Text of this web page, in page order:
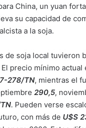
China, un yuan
su capacidad de
a la soja.
de soja local tuvieron
El precio mínimo
278/TN, mientras el
290,5,
. Pueden verse
con más de U$S